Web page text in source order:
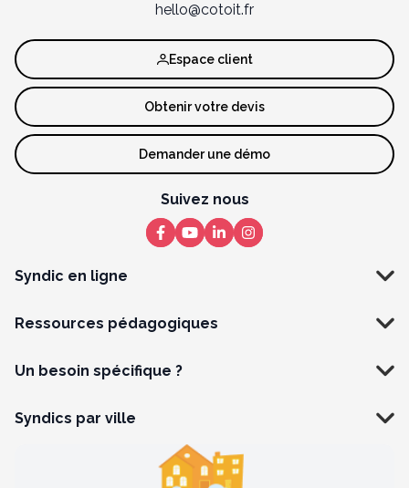
hello@cotoit.fr
Syndic en ligne
Ressources pédagogiques
Un besoin spécifique ?
Espace client
Obtenir votre devis
Demander une démo
Suivez nous
Syndics par ville